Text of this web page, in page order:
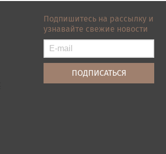
Подпишитесь на рассылку и
узнавайте свежие новости